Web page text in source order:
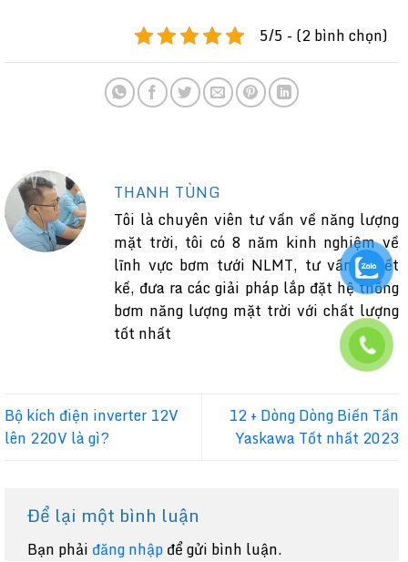
5/5 - (2 bình chọn)
THANH TÙNG
Tôi là chuyên viên tư vấn về năng lượng
mặt trời, tôi có 8 năm kinh nghiệm về
lĩnh vực bơm tưới NLMT, tư vấn, thiết
kế, đưa ra các giải pháp lắp đặt hệ thống
bơm năng lượng mặt trời với chất lượng
tốt nhất
Bộ kích điện inverter 12V
lên 220V là gì?
12 + Dòng Dòng Biến Tần
Yaskawa Tốt nhất 2023
Để lại một bình luận
Bạn phải đăng nhậpđể gửi bình luận.